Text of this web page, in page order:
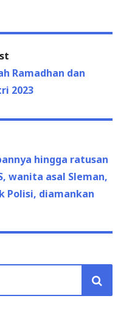
post:
Ramadhan dan
2023
hingga ratusan
wanita asal Sleman,
Polisi, diamankan